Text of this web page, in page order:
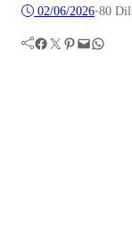
02/06/2026•80
Facebook Twitter Pinterest Mail WhatsApp